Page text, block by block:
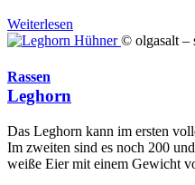
Weiterlesen
© olgasalt –
Rassen
Leghorn
Das Leghorn kann im ersten
Im zweiten sind es noch 200
weiße Eier mit einem Gewicht